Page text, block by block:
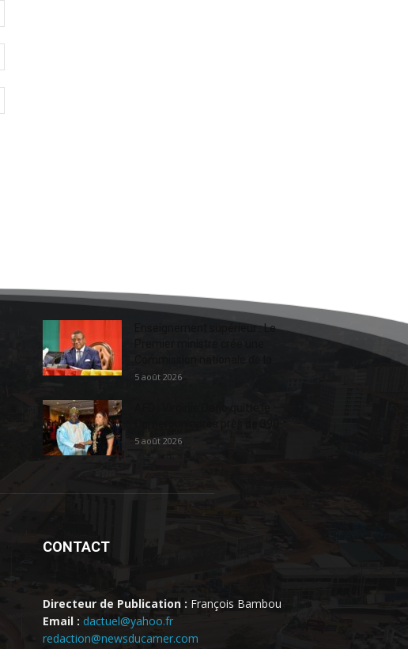
:*
:*
:
Enseignement supérieur : Le
5 août 2026
5 août 2026
CONTACT
Directeur de Publication : François Bambou
Email : dactuel@yahoo.fr
redaction@newsducamer.com